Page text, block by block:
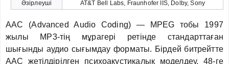
Әзірлеуші
AT&T Bell Labs, Fraunhofer IIS, Dolby, Sony
AAC (Advanced Audio Coding) — MPEG тобы 1997
жылы MP3-тің мұрагері ретінде стандарттаған
шығынды аудио сығымдау форматы. Бірдей битрейтте
AAC жетілдірілген психоакустикалық моделдеу, 48-ге